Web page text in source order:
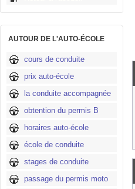
AUTOUR DE L'AUTO-ÉCOLE
cours de conduite
prix auto-école
la conduite accompagnée
obtention du permis B
horaires auto-école
école de conduite
stages de conduite
passage du permis moto